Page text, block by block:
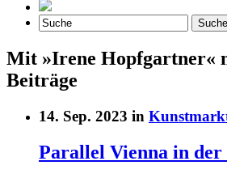
Mit »Irene Hopfgartner«
Beiträge
14. Sep. 2023 in
Parallel Vienna in der